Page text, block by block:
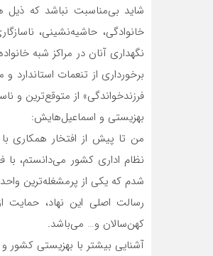
شاید بی‌مناسبت نباشد که ذیل
خانوادگی، حاشیه‌نشینی،
نگهداری آنان در مراکز شبه
برخورداری از تنعمات
فرزندخواندگی» از متوقع‌ترین و
بهزیستی و اسماعیل‌هایش:
من تا پیش از افتخار همکاری
نظام اداری کشور می‌دانستم،
شدم که یکی از پرمشغله‌ترین
رسالت اصلی این نهاد، حمایت
کهن‌سالان و… می‌باشد.
آشنایی بیشتر با بهزیستی کشور و